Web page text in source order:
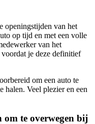
openingstijden van het
op tijd en met een volle
van het
je deze definitief
om een auto te
halen. Veel plezier en een
te overwegen bij